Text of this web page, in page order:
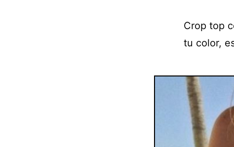
Crop top
tu color,